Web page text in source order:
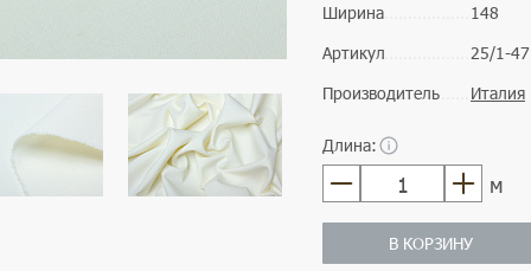
Ширина
148
Артикул
25/1-47
Производитель
Италия
Длина:
м
В КОРЗИНУ